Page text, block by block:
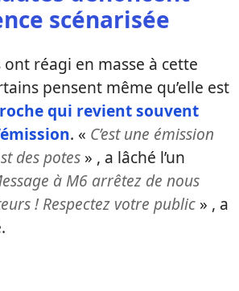
scénarisée
réagi en masse à cette
pensent même qu’elle est
qui revient souvent
. « C’est une émission
des potes » , a lâché l’un
à M6 arrêtez de nous
! Respectez votre public » , a